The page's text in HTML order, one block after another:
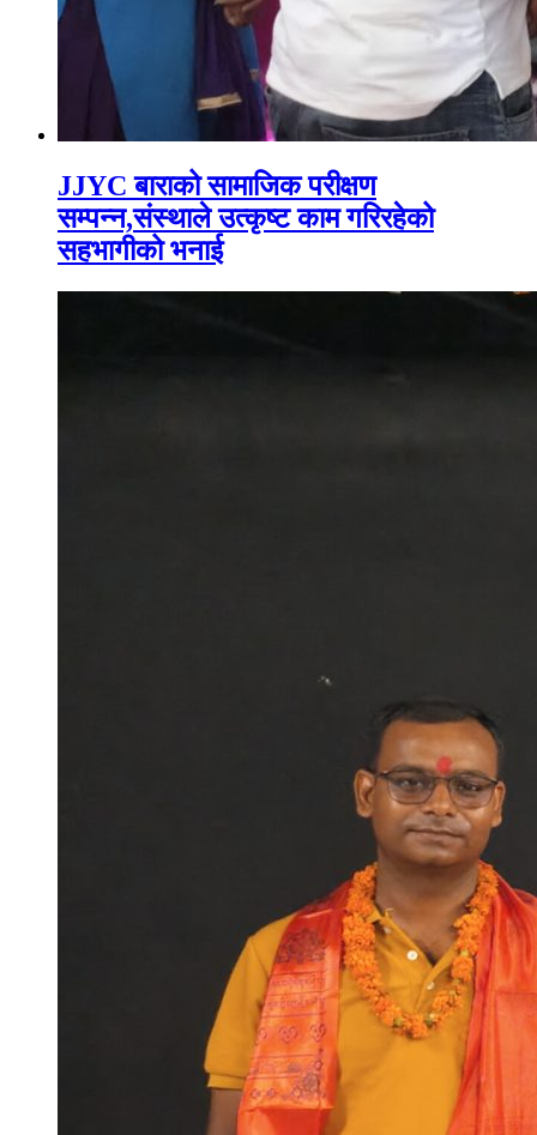
JJYC बाराको सामाजिक परीक्षण
सम्पन्न,संस्थाले उत्कृष्ट काम गरिरहेको
सहभागीको भनाई